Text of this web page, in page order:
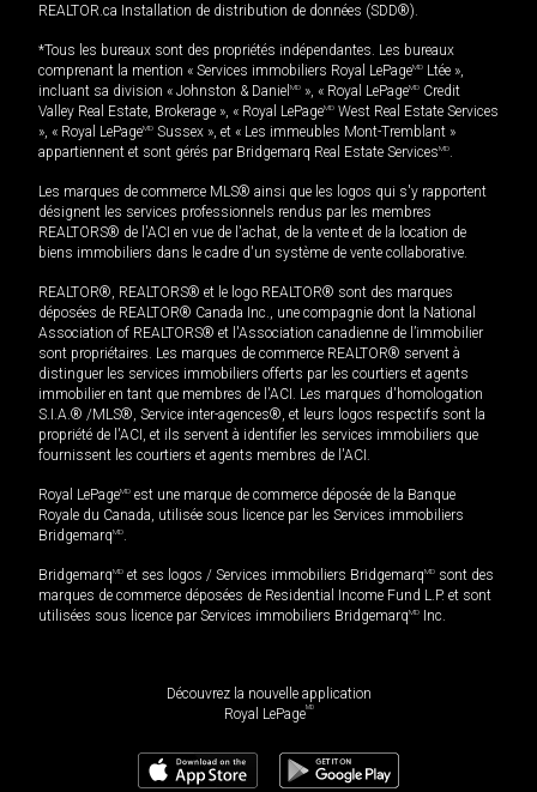
REALTOR.ca Installation de distribution de données (SDD®).
*Tous les bureaux sont des propriétés indépendantes. Les bureaux
comprenant la mention « Services immobiliers Royal LePageMD Ltée »,
incluant sa division « Johnston & Daniel MD », « Royal LePageMD Credit
Valley Real Estate, Brokerage », « Royal LePageMD West Real Estate Services
», « Royal LePageMD Sussex », et « Les immeubles Mont-Tremblant »
appartiennent et sont gérés par Bridgemarq Real Estate ServicesMD
Les marques de commerce MLS® ainsi que les logos qui s'y rapportent
désignent les services professionnels rendus par les membres
REALTORS® de l'ACI en vue de l'achat, de la vente et de la location de
biens immobiliers dans le cadre d'un système de vente collaborative.
REALTOR®, REALTORS® et le logo REALTOR® sont des marques
déposées de REALTOR® Canada Inc., une compagnie dont la National
Association of REALTORS® et l'Association canadienne de l’immobilier
sont propriétaires. Les marques de commerce REALTOR® servent à
distinguer les services immobiliers offerts par les courtiers et agents
immobilier en tant que membres de l'ACI. Les marques d'homologation
S.I.A.® /MLS®, Service inter-agences®, et leurs logos respectifs sont la
propriété de l'ACI, et ils servent à identifier les services immobiliers que
fournissent les courtiers et agents membres de l'ACI.
Royal LePageMD est une marque de commerce déposée de la Banque
Royale du Canada, utilisée sous licence par les Services immobiliers
BridgemarqMD
BridgemarqMD et ses logos / Services immobiliers BridgemarqMD sont des
marques de commerce déposées de Residential Income Fund L.P. et sont
utilisées sous licence par Services immobiliers BridgemarqMD Inc.
Découvrez la nouvelle application
Royal LePageMD